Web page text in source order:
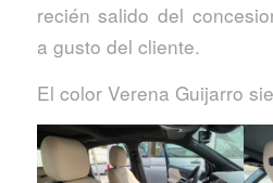
recién salido del
a gusto del cliente.
El color Verena Guijarro